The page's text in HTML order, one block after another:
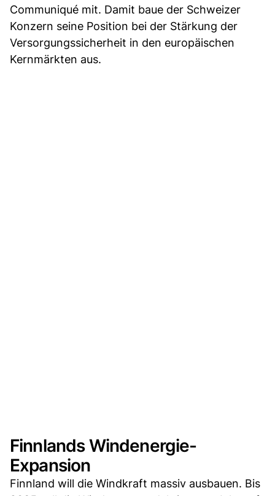
Communiqué mit. Damit baue der Schweizer
Konzern seine Position bei der Stärkung der
Versorgungssicherheit in den europäischen
Kernmärkten aus.
Finnlands Windenergie-
Expansion
Finnland will die Windkraft massiv ausbauen. Bis